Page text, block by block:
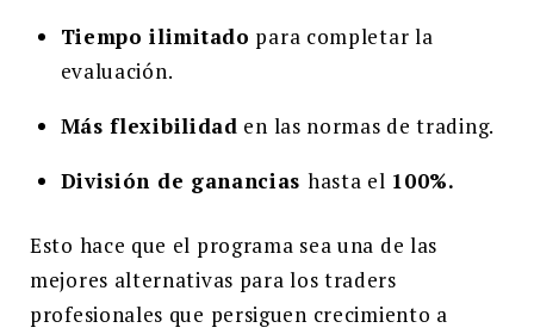
Tiempo ilimitado para completar la
evaluación.
Más flexibilidad en las normas de trading.
División de ganancias hasta el 100%.
Esto hace que el programa sea una de las
mejores alternativas para los traders
profesionales que persiguen crecimiento a